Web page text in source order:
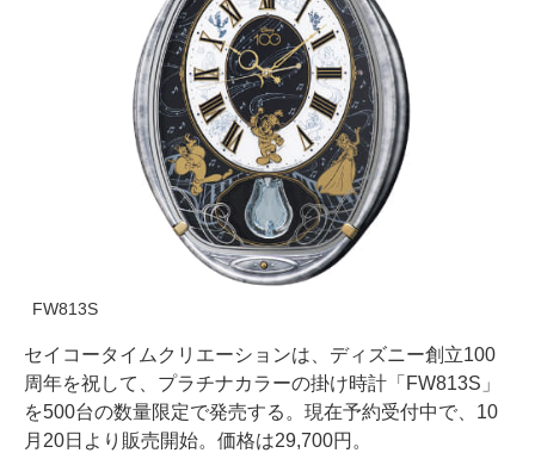
FW813S
セイコータイムクリエーションは、ディズニー創立100
周年を祝して、プラチナカラーの掛け時計「FW813S」
を500台の数量限定で発売する。現在予約受付中で、10
月20日より販売開始。価格は29,700円。